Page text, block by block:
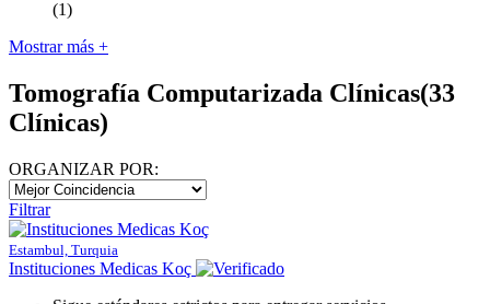
(1)
Mostrar más +
Tomografía Computarizada Clínicas(33
Clínicas)
ORGANIZAR POR:
Filtrar
Estambul, Turquia
Instituciones Medicas Koç